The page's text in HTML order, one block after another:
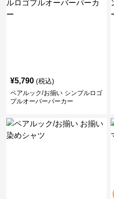
¥5,790 (税込)
ペアルック/お揃い シンプルロゴ
プルオーバーパーカー